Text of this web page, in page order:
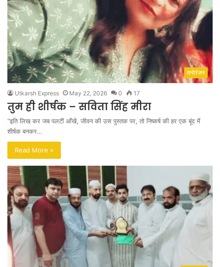
मनोरंजन
Utkarsh Express May 22, 2026 0 17
तुम ही शीर्षक – सविता सिंह मीरा
“इति लिख कर जब पलटीं आँखें, जीवन की उस पुस्तक पर, तो निष्कर्ष की हर एक बूंद में
शीर्षक बनकर…
Read More »